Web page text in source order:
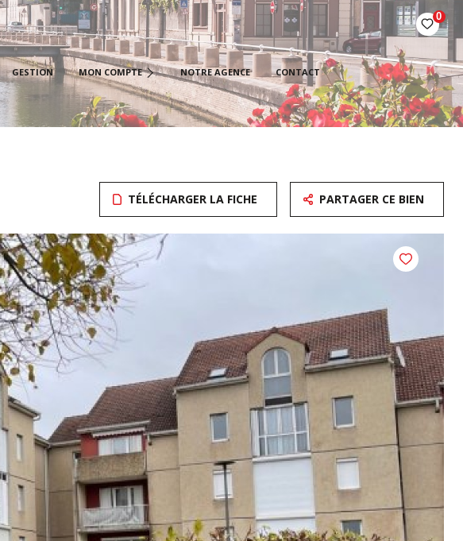
0
GESTION MON COMPTE
PROPRIÉTAIRES BAILLEURS
LOCATAIRES
PROPRIÉTAIRES VENDEURS
NOTRE AGENCE CONTACT
TÉLÉCHARGER LA FICHE PARTAGER CE BIEN